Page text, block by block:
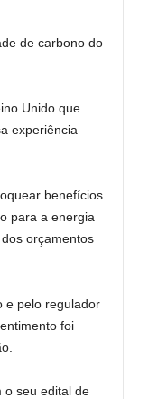
de carbono do
Unido que
experiência
benefícios
para a energia
orçamentos
e pelo regulador
foi
o seu edital de